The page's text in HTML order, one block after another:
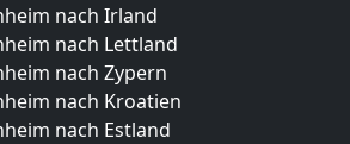
nach Irland
nach Lettland
nach Zypern
nach Kroatien
nach Estland